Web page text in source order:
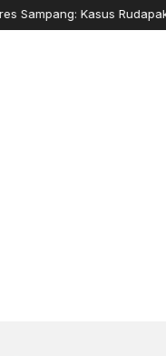
Rudapaksa Remaja